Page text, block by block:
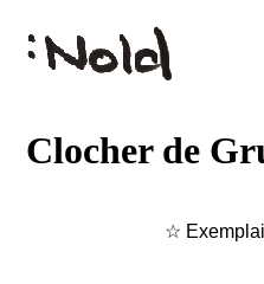
Clocher de
☆